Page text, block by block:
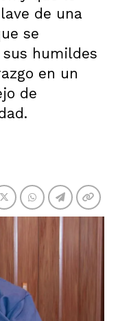
de una
se
humildes
en un
de